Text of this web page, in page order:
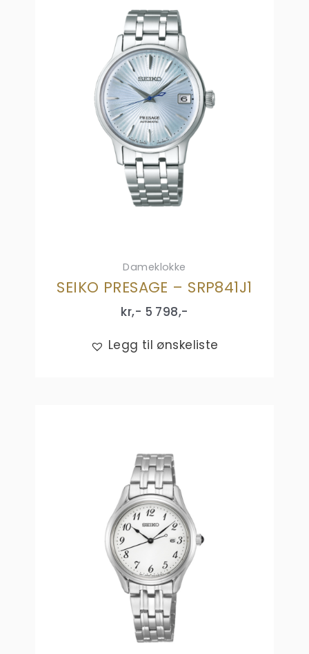
Dameklokke
SEIKO PRESAGE – SRP841J1
kr,- 5 798,-
Legg til ønskeliste